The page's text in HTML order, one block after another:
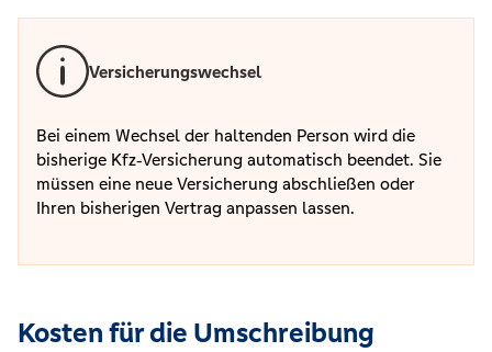
Versicherungswechsel
Bei einem Wechsel der haltenden Person wird die
bisherige Kfz‑Versicherung automatisch beendet. Sie
müssen eine neue Versicherung abschließen oder
Ihren bisherigen Vertrag anpassen lassen.
Kosten für die Umschreibung